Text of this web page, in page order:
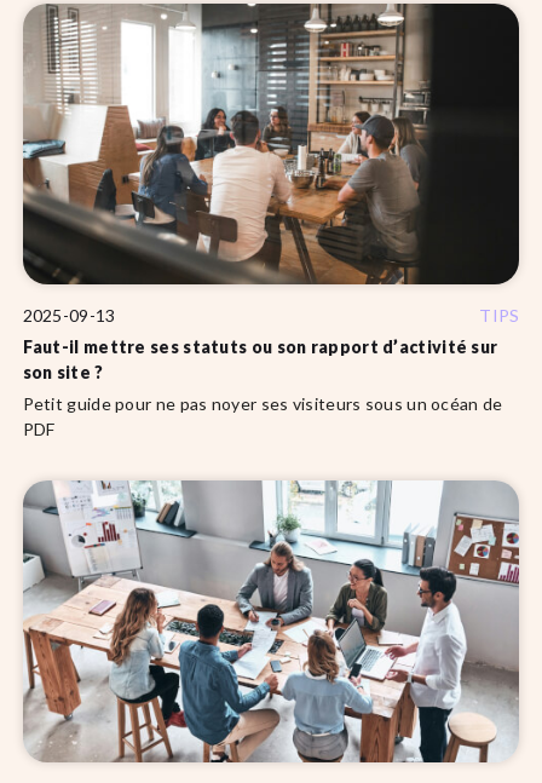
2025-09-13
TIPS
Faut-il mettre ses statuts ou son rapport d’activité sur
son site ?
Petit guide pour ne pas noyer ses visiteurs sous un océan de
PDF